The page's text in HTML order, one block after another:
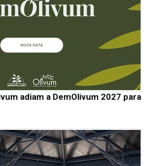
adiam a DemOlivum 2027 para